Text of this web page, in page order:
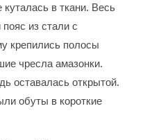
в ткани. Весь
из стали с
крепились полосы
чресла амазонки.
оставалась открытой.
обуты в короткие